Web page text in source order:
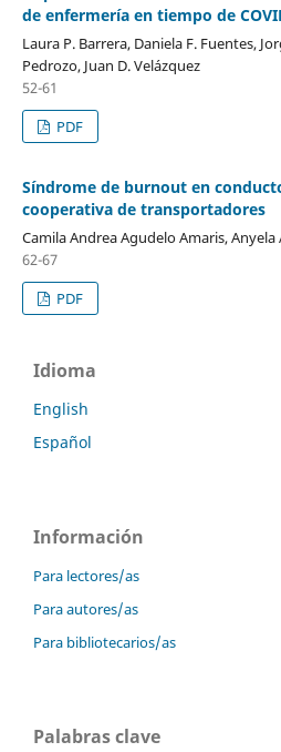
de enfermería en tiempo de
Laura P. Barrera, Daniela F. Fuentes,
Pedrozo, Juan D. Velázquez
52-61
PDF
Síndrome de burnout en
cooperativa de transportadores
Camila Andrea Agudelo Amaris,
62-67
PDF
Idioma
English
Español
Información
Para lectores/as
Para autores/as
Para bibliotecarios/as
Palabras clave